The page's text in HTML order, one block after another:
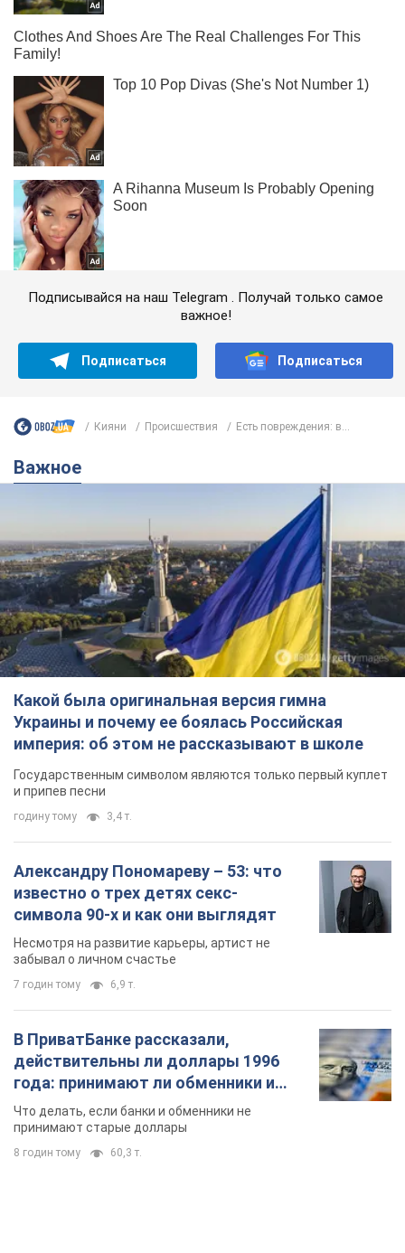
Подписывайся на наш Telegram . Получай только самое
важное!
Подписаться Подписаться
Кияни Происшествия Есть повреждения: в...
Важное
Какой была оригинальная версия гимна
Украины и почему ее боялась Российская
империя: об этом не рассказывают в школе
Государственным символом являются только первый куплет
и припев песни
годину тому 3,4 т.
Александру Пономареву – 53: что
известно о трех детях секс-
символа 90-х и как они выглядят
Несмотря на развитие карьеры, артист не
забывал о личном счастье
7 годин тому 6,9 т.
В ПриватБанке рассказали,
действительны ли доллары 1996
года: принимают ли обменники и
банки такие купюры
Что делать, если банки и обменники не
принимают старые доллары
8 годин тому 60,3 т.